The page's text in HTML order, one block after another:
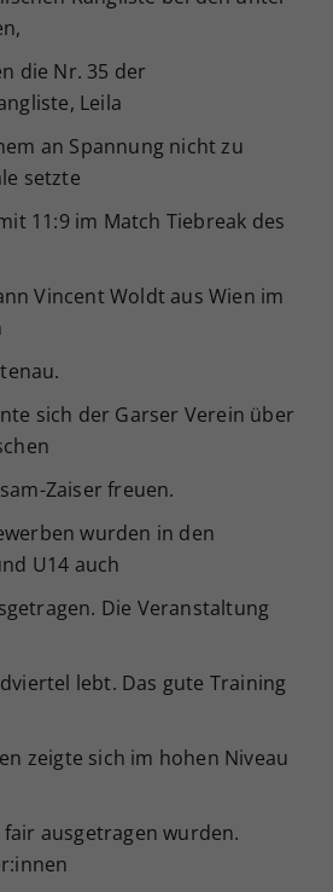
die Nr. 35 der
Leila
an Spannung nicht zu
setzte
11:9 im Match Tiebreak des
Vincent Woldt aus Wien im
sich der Garser Verein über
Zaiser freuen.
wurden in den
U14 auch
Die Veranstaltung
lebt. Das gute Training
zeigte sich im hohen Niveau
ausgetragen wurden.